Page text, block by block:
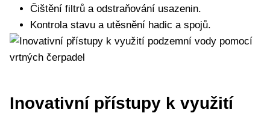
Čištění filtrů a odstraňování usazenin.
Kontrola stavu a utěsnění hadic a spojů.
Inovativní přístupy k využití